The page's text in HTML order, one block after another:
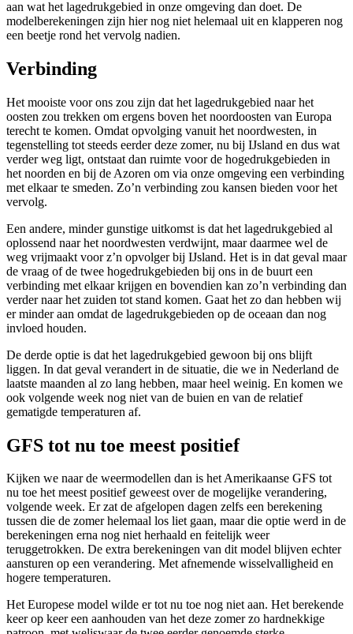
aan wat het lagedrukgebied in onze omgeving dan doet. De
modelberekeningen zijn hier nog niet helemaal uit en klapperen nog
een beetje rond het vervolg nadien.
Verbinding
Het mooiste voor ons zou zijn dat het lagedrukgebied naar het
oosten zou trekken om ergens boven het noordoosten van Europa
terecht te komen. Omdat opvolging vanuit het noordwesten, in
tegenstelling tot steeds eerder deze zomer, nu bij IJsland en dus wat
verder weg ligt, ontstaat dan ruimte voor de hogedrukgebieden in
het noorden en bij de Azoren om via onze omgeving een verbinding
met elkaar te smeden. Zo’n verbinding zou kansen bieden voor het
vervolg.
Een andere, minder gunstige uitkomst is dat het lagedrukgebied al
oplossend naar het noordwesten verdwijnt, maar daarmee wel de
weg vrijmaakt voor z’n opvolger bij IJsland. Het is in dat geval maar
de vraag of de twee hogedrukgebieden bij ons in de buurt een
verbinding met elkaar krijgen en bovendien kan zo’n verbinding dan
verder naar het zuiden tot stand komen. Gaat het zo dan hebben wij
er minder aan omdat de lagedrukgebieden op de oceaan dan nog
invloed houden.
De derde optie is dat het lagedrukgebied gewoon bij ons blijft
liggen. In dat geval verandert in de situatie, die we in Nederland de
laatste maanden al zo lang hebben, maar heel weinig. En komen we
ook volgende week nog niet van de buien en van de relatief
gematigde temperaturen af.
GFS tot nu toe meest positief
Kijken we naar de weermodellen dan is het Amerikaanse GFS tot
nu toe het meest positief geweest over de mogelijke verandering,
volgende week. Er zat de afgelopen dagen zelfs een berekening
tussen die de zomer helemaal los liet gaan, maar die optie werd in de
berekeningen erna nog niet herhaald en feitelijk weer
teruggetrokken. De extra berekeningen van dit model blijven echter
aansturen op een verandering. Met afnemende wisselvalligheid en
hogere temperaturen.
Het Europese model wilde er tot nu toe nog niet aan. Het berekende
keer op keer een aanhouden van het deze zomer zo hardnekkige